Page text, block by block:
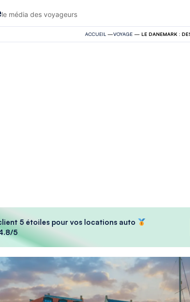
le média des voyageurs
ACCUEIL —VOYAGE— LE DANEMARK :
5 étoiles pour vos locations auto
5